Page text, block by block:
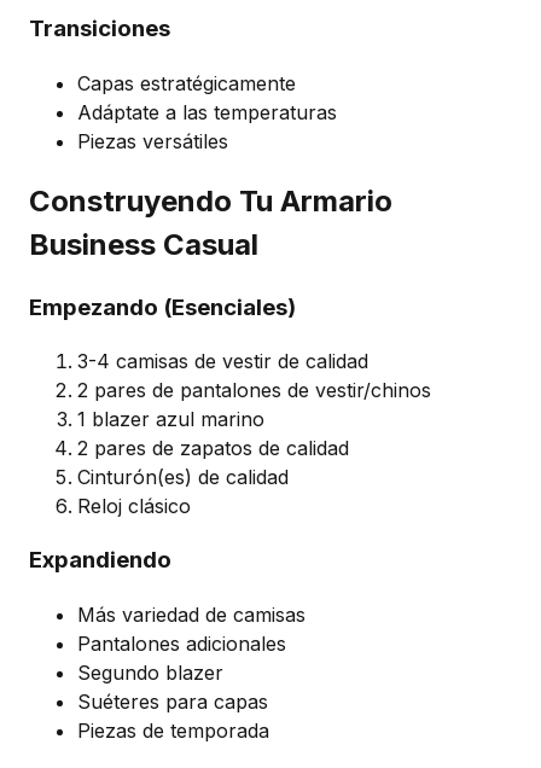
Transiciones
Capas estratégicamente
Adáptate a las temperaturas
Piezas versátiles
Construyendo Tu Armario
Business Casual
Empezando (Esenciales)
3-4 camisas de vestir de calidad
2 pares de pantalones de vestir/chinos
1 blazer azul marino
2 pares de zapatos de calidad
Cinturón(es) de calidad
Reloj clásico
Expandiendo
Más variedad de camisas
Pantalones adicionales
Segundo blazer
Suéteres para capas
Piezas de temporada